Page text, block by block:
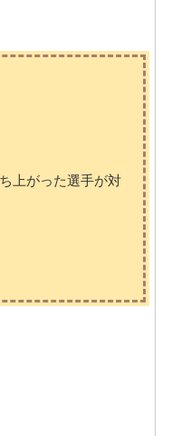
上がった選手が対